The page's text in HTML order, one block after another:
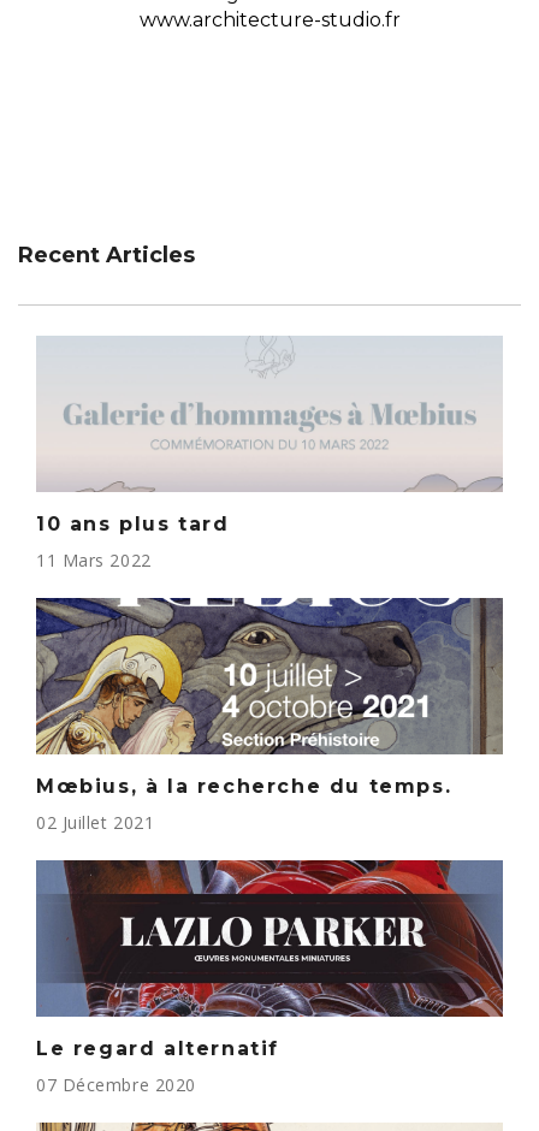
www.architecture-studio.fr
Recent Articles
10 ans plus tard
11 Mars 2022
Mœbius, à la recherche du temps.
02 Juillet 2021
Le regard alternatif
07 Décembre 2020